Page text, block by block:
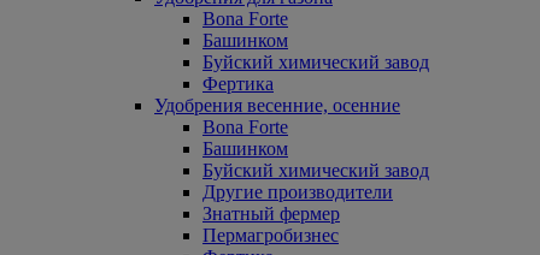
Bona Forte
Башинком
Буйский химический завод
Фертика
Удобрения весенние, осенние
Bona Forte
Башинком
Буйский химический завод
Другие производители
Знатный фермер
Пермагробизнес